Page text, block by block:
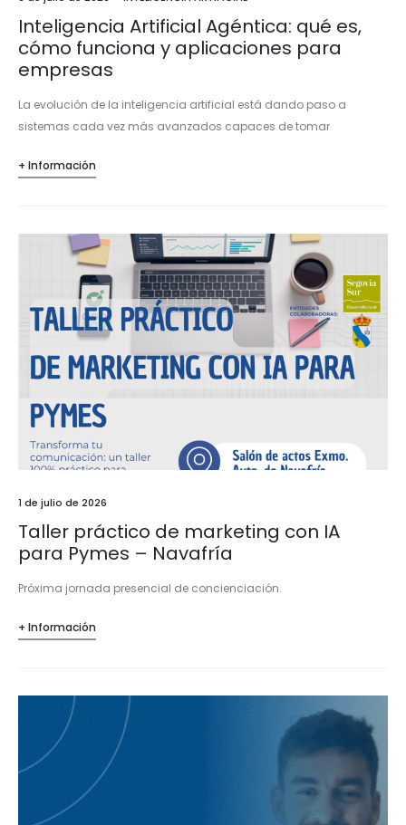
Inteligencia Artificial Agéntica: qué es,
cómo funciona y aplicaciones para
empresas
La evolución de la inteligencia artificial está dando paso a
sistemas cada vez más avanzados capaces de tomar
Inteligencia Artificial agéntica representa una…
+ Información
1 de julio de 2026
Taller práctico de marketing con IA
para Pymes – Navafría
Próxima jornada presencial de concienciación.
+ Información